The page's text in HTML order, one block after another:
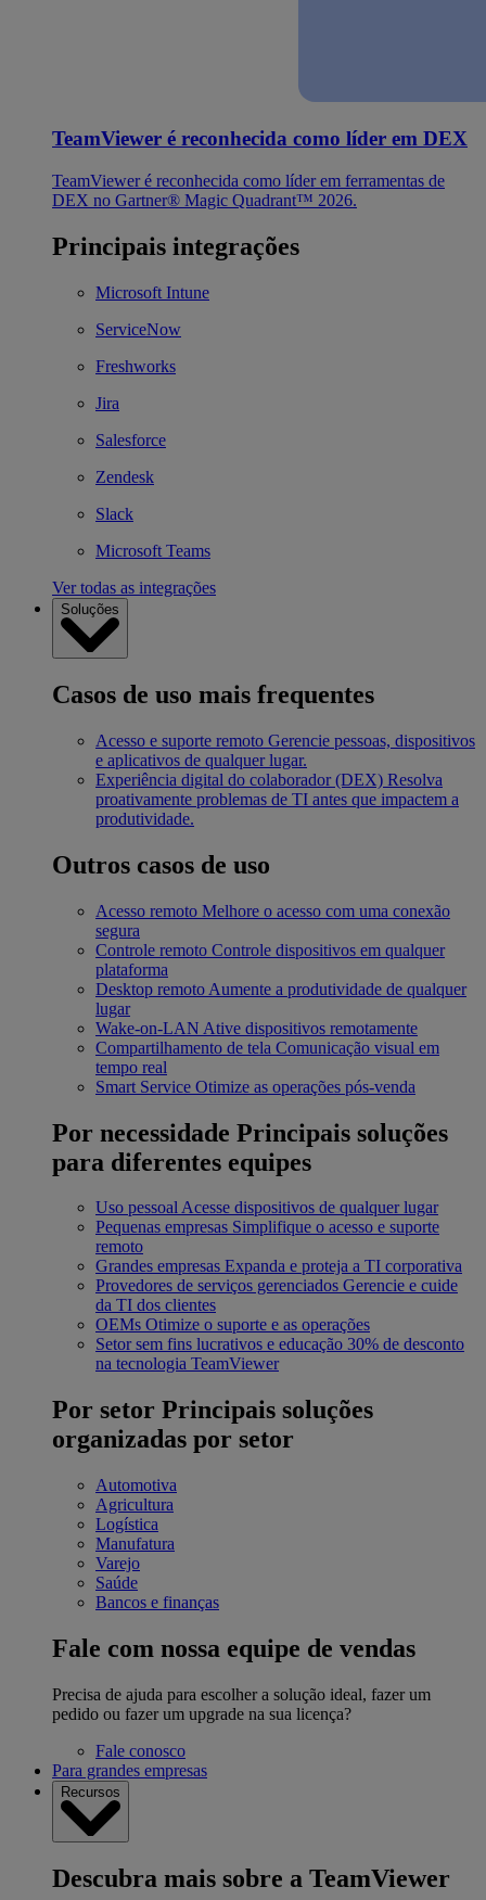
TeamViewer é reconhecida como líder em DEX
TeamViewer é reconhecida como líder em ferramentas de
DEX no Gartner® Magic Quadrant™ 2026.
Principais integrações
Microsoft Intune
ServiceNow
Freshworks
Jira
Salesforce
Zendesk
Slack
Microsoft Teams
Ver todas as integrações
Soluções
Casos de uso mais frequentes
Acesso e suporte remoto Gerencie pessoas, dispositivos
e aplicativos de qualquer lugar.
Experiência digital do colaborador (DEX) Resolva
proativamente problemas de TI antes que impactem a
produtividade.
Outros casos de uso
Acesso remoto Melhore o acesso com uma conexão
segura
Controle remoto Controle dispositivos em qualquer
plataforma
Desktop remoto Aumente a produtividade de qualquer
lugar
Wake-on-LAN Ative dispositivos remotamente
Compartilhamento de tela Comunicação visual em
tempo real
Smart Service Otimize as operações pós-venda
Por necessidade Principais soluções
para diferentes equipes
Uso pessoalAcesse dispositivos de qualquer lugar
Pequenas empresas Simplifique o acesso e suporte
remoto
Grandes empresas Expanda e proteja a TI corporativa
Provedores de serviços gerenciados Gerencie e cuide
da TI dos clientes
OEMs Otimize o suporte e as operações
Setor sem fins lucrativos e educação 30% de desconto
na tecnologia TeamViewer
Por setor Principais soluções
organizadas por setor
Automotiva
Agricultura
Logística
Manufatura
Varejo
Saúde
Bancos e finanças
Fale com nossa equipe de vendas
Precisa de ajuda para escolher a solução ideal, fazer um
pedido ou fazer um upgrade na sua licença?
Fale conosco
Para grandes empresas
Recursos
Descubra mais sobre a TeamViewer